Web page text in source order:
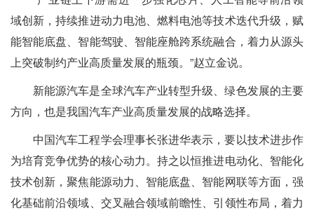
域创新，持续推进动力电池、燃料电池等技术迭代升级，赋
能智能底盘、智能驾驶、智能座舱跨系统融合，着力从源头
上突破制约产业高质量发展的瓶颈。”赵立金说。
新能源汽车是全球汽车产业转型升级、绿色发展的主要
方向，也是我国汽车产业高质量发展的战略选择。
中国汽车工程学会理事长张进华表示，要以技术进步作
为培育竞争优势的核心动力。持之以恒推进电动化、智能化
技术创新，聚焦能源动力、智能底盘、智能网联等方面，强
化基础前沿领域、交叉融合领域前瞻性、引领性布局，着力